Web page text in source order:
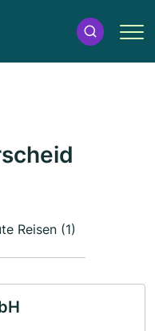
Reisen (1)